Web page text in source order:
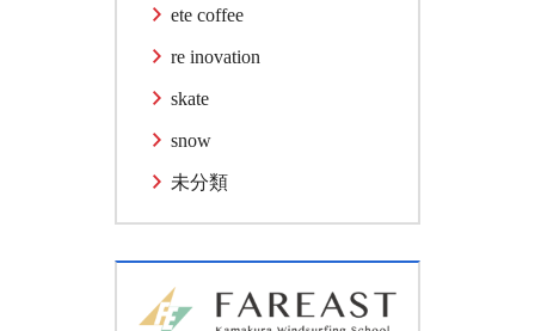
ete coffee
re inovation
skate
snow
未分類